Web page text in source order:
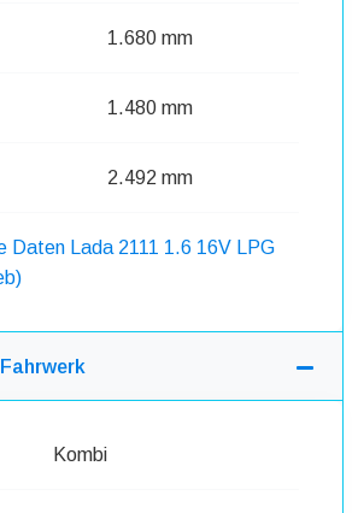
1.680 mm
1.480 mm
2.492 mm
Daten Lada 2111 1.6 16V LPG
Kombi